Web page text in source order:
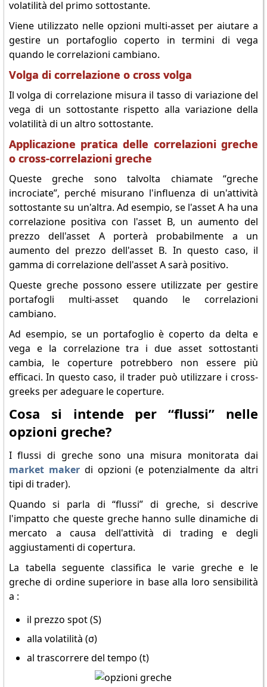
volatilità del primo sottostante.
Viene utilizzato nelle opzioni multi-asset per aiutare a
gestire un portafoglio coperto in termini di vega
quando le correlazioni cambiano.
Volga di correlazione o cross volga
Il volga di correlazione misura il tasso di variazione del
vega di un sottostante rispetto alla variazione della
volatilità di un altro sottostante.
Applicazione pratica delle correlazioni greche
o cross-correlazioni greche
Queste greche sono talvolta chiamate “greche
incrociate”, perché misurano l'influenza di un'attività
sottostante su un'altra. Ad esempio, se l'asset A ha una
correlazione positiva con l'asset B, un aumento del
prezzo dell'asset A porterà probabilmente a un
aumento del prezzo dell'asset B. In questo caso, il
gamma di correlazione dell'asset A sarà positivo.
Queste greche possono essere utilizzate per gestire
portafogli multi-asset quando le correlazioni
cambiano.
Ad esempio, se un portafoglio è coperto da delta e
vega e la correlazione tra i due asset sottostanti
cambia, le coperture potrebbero non essere più
efficaci. In questo caso, il trader può utilizzare i cross-
greeks per adeguare le coperture.
Cosa si intende per “flussi” nelle
opzioni greche?
I flussi di greche sono una misura monitorata dai
market makerdi opzioni (e potenzialmente da altri
tipi di trader).
Quando si parla di “flussi” di greche, si descrive
l'impatto che queste greche hanno sulle dinamiche di
mercato a causa dell'attività di trading e degli
aggiustamenti di copertura.
La tabella seguente classifica le varie greche e le
greche di ordine superiore in base alla loro sensibilità
a :
il prezzo spot (S)
alla volatilità (σ)
al trascorrere del tempo (t)